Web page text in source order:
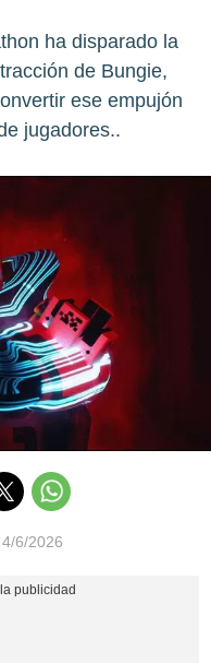
ha disparado la
de Bungie,
ese empujón
jugadores..
6/2026